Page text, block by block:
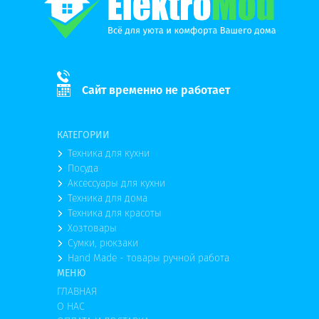
Сайт временно не работает
КАТЕГОРИИ
Техника для кухни
Посуда
Аксессуары для кухни
Техника для дома
Техника для красоты
Хозтовары
Сумки, рюкзаки
Hand Made - товары ручной работа
МЕНЮ
ГЛАВНАЯ
О НАС